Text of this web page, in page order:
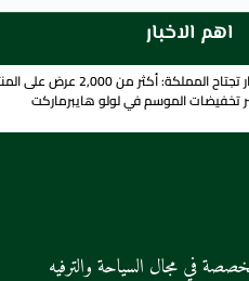
اهم الاخبار
عاصفة الأسعار تجتاح المملكة: أكثر من 2,000
تخفيضات الموسم في لولو هايبرماركت
في مجال السياحة والترفيه